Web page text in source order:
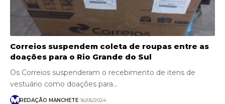
Correios suspendem coleta de roupas entre as
doações para o Rio Grande do Sul
Os Correios suspenderam o recebimento de itens de
vestuário como doações para…
REDAÇÃO MANCHETE 16/05/2024